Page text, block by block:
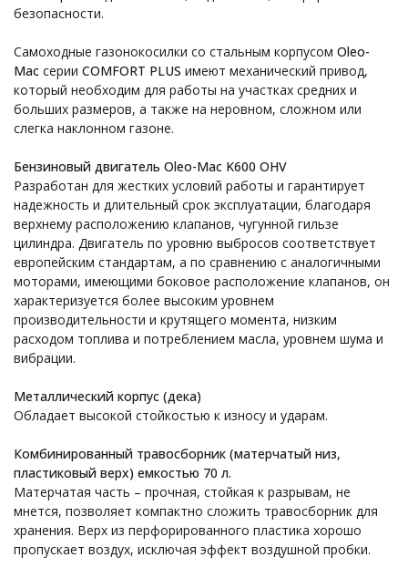
безопасности.
Самоходные газонокосилки со стальным корпусом Oleo-
Mac серии COMFORT PLUS имеют механический привод,
который необходим для работы на участках средних и
больших размеров, а также на неровном, сложном или
слегка наклонном газоне.
Бензиновый двигатель Oleo-Mac K600 OHV
Разработан для жестких условий работы и гарантирует
надежность и длительный срок эксплуатации, благодаря
верхнему расположению клапанов, чугунной гильзе
цилиндра. Двигатель по уровню выбросов соответствует
европейским стандартам, а по сравнению с аналогичными
моторами, имеющими боковое расположение клапанов, он
характеризуется более высоким уровнем
производительности и крутящего момента, низким
расходом топлива и потреблением масла, уровнем шума и
вибрации.
Металлический корпус (дека)
Обладает высокой стойкостью к износу и ударам.
Комбинированный травосборник (матерчатый низ,
пластиковый верх) емкостью 70 л.
Матерчатая часть – прочная, стойкая к разрывам, не
мнется, позволяет компактно сложить травосборник для
хранения. Верх из перфорированного пластика хорошо
пропускает воздух, исключая эффект воздушной пробки.